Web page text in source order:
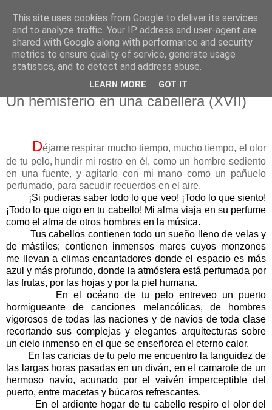
El pisapapeles de Karlsbad
Páginas de un escritor rural
sábado, 8 de abril de 2017
Un hemisferio en una cabellera (XVII)
Déjame respirar mucho tiempo, mucho tiempo, el olor
de tu pelo, hundir mi rostro en él, como un hombre sediento
en una fuente, y agitarlo con mi mano como un pañuelo
perfumado, para sacudir recuerdos en el aire.
¡Si pudieras saber todo lo que veo! ¡Todo lo que siento!
¡Todo lo que oigo en tu cabello! Mi alma viaja en su perfume
como el alma de otros hombres en la música.
Tus cabellos contienen todo un sueño lleno de velas y
de mástiles; contienen inmensos mares cuyos monzones
me llevan a climas encantadores donde el espacio es más
azul y más profundo, donde la atmósfera está perfumada por
las frutas, por las hojas y por la piel humana.
En el océano de tu pelo entreveo un puerto
hormigueante de canciones melancólicas, de hombres
vigorosos de todas las naciones y de navíos de toda clase
recortando sus complejas y elegantes arquitecturas sobre
un cielo inmenso en el que se enseñorea el eterno calor.
En las caricias de tu pelo me encuentro la languidez de
las largas horas pasadas en un diván, en el camarote de un
hermoso navío, acunado por el vaivén imperceptible del
puerto, entre macetas y búcaros refrescantes.
En el ardiente hogar de tu cabello respiro el olor del
This site uses cookies from Google to deliver its services
and to analyze traffic. Your IP address and user-agent are
shared with Google along with performance and security
metrics to ensure quality of service, generate usage
statistics, and to detect and address abuse.
LEARN MORE GOT IT